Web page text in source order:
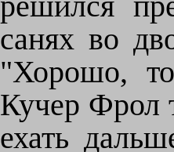
санях во
"Хорошо,
Кучер Фрол
ехать